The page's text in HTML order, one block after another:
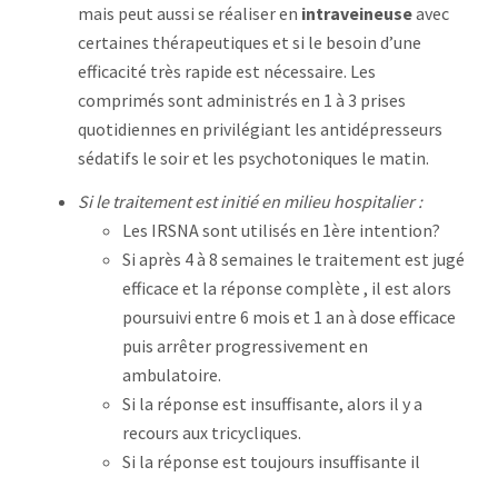
mais peut aussi se réaliser en intraveineuseavec
certaines thérapeutiques et si le besoin d’une
efficacité très rapide est nécessaire. Les
comprimés sont administrés en 1 à 3 prises
quotidiennes en privilégiant les antidépresseurs
sédatifs le soir et les psychotoniques le matin.
Si le traitement est initié en milieu hospitalier :
Les IRSNA sont utilisés en 1ère intention?
Si après 4 à 8 semaines le traitement est jugé
efficace et la réponse complète , il est alors
poursuivi entre 6 mois et 1 an à dose efficace
puis arrêter progressivement en
ambulatoire.
Si la réponse est insuffisante, alors il y a
recours aux tricycliques.
Si la réponse est toujours insuffisante il